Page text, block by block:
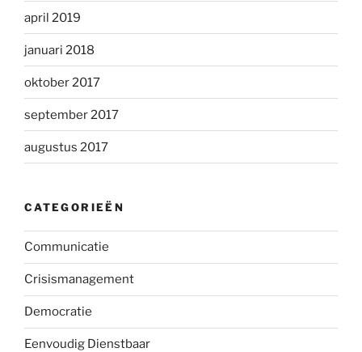
april 2019
januari 2018
oktober 2017
september 2017
augustus 2017
CATEGORIEËN
Communicatie
Crisismanagement
Democratie
Eenvoudig Dienstbaar